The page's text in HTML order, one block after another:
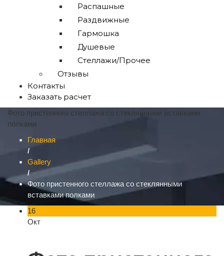
Распашные
Раздвижные
Гармошка
Душевые
Стеллажи/Прочее
Отзывы
Контакты
Заказать расчет
Фото пристенного стеллажа со стеклянными вставками
полками
Главная
/
Gallery
/
Фото пристенного стеллажа со стеклянными
вставками полками
16
Окт